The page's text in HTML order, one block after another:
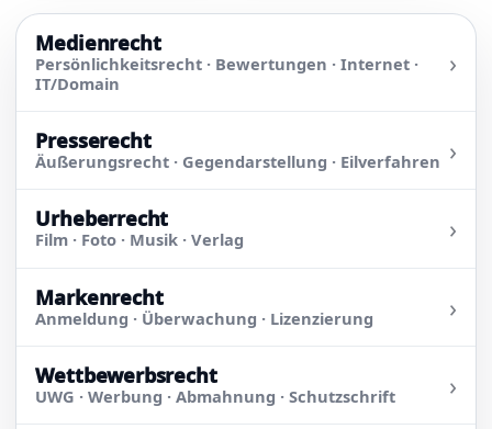
Medienrecht
Persönlichkeitsrecht · Bewertungen · Internet ·
IT/Domain
›
Presserecht
Äußerungsrecht · Gegendarstellung · Eilverfahren ›
Urheberrecht
Film · Foto · Musik · Verlag ›
Markenrecht
Anmeldung · Überwachung · Lizenzierung ›
Wettbewerbsrecht
UWG · Werbung · Abmahnung · Schutzschrift ›